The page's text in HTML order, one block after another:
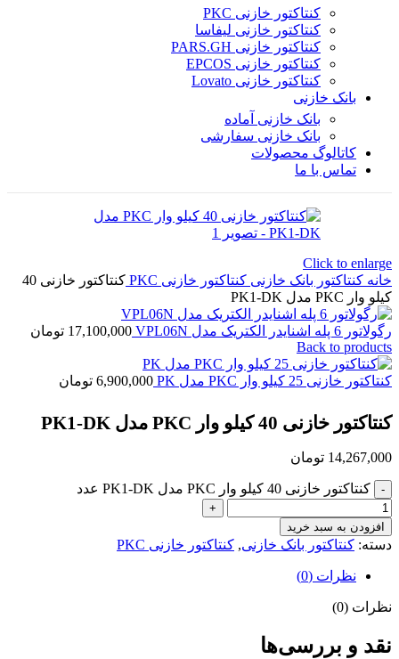
کنتاکتور خازنی PKC
کنتاکتور خازنی لیفاسا
کنتاکتور خازنی PARS.GH
کنتاکتور خازنی EPCOS
کنتاکتور خازنی Lovato
بانک خازنی
بانک خازنی آماده
بانک خازنی سفارشی
کاتالوگ محصولات
تماس با ما
Click to enlarge
خانه کنتاکتور بانک خازنی کنتاکتور خازنی PKC
کنتاکتور خازنی 40
کیلو وار PKC مدل PK1-DK
رگولاتور 6 پله اشنایدر الکتریک مدل VPL06N 17,100,000 تومان
Back to products
کنتاکتور خازنی 25 کیلو وار PKC مدل PK 6,900,000 تومان
کنتاکتور خازنی 40 کیلو وار PKC مدل PK1-DK
14,267,000 تومان
کنتاکتور خازنی 40 کیلو وار PKC مدل PK1-DK عدد
افزودن به سبد خرید
دسته: کنتاکتور بانک خازنی, کنتاکتور خازنی PKC
نظرات (0)
نظرات (0)
نقد و بررسی‌ها